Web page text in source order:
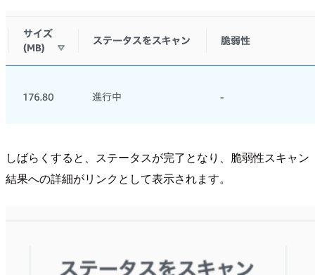
しばらくすると、ステータスが完了となり、脆弱性スキャン
結果への詳細がリンクとして表示されます。